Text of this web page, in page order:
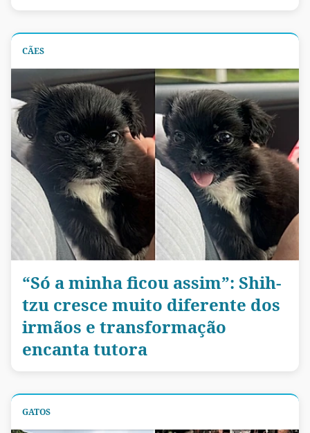
CÃES
“Só a minha ficou assim”: Shih-
tzu cresce muito diferente dos
irmãos e transformação
encanta tutora
GATOS